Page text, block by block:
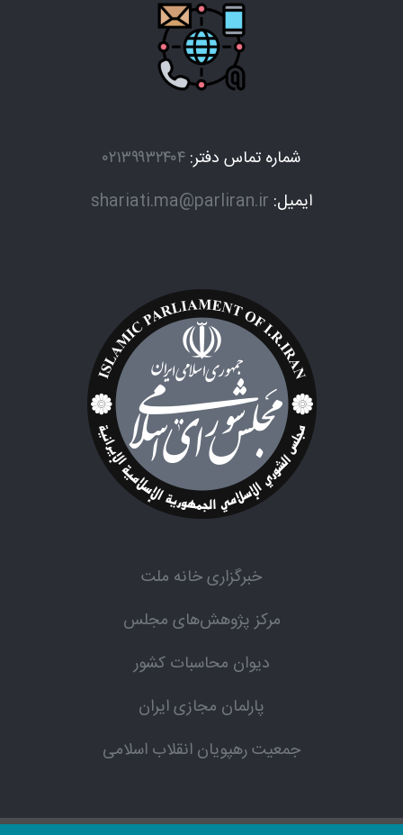
شماره تماس دفتر: ۰۲۱۳۹۹۳۲۴۰۴
ایمیل: shariati.ma@parliran.ir
خبرگزاری خانه ملت
مرکز پژوهش‌های مجلس
دیوان محاسبات کشور
پارلمان مجازی ایران
جمعیت رهپویان انقلاب اسلامی